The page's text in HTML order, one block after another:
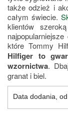
także odzież i
całym świecie.
klientów
które Tommy
Hilfiger to
wzornictwa.
granat i biel.
Data dodania,